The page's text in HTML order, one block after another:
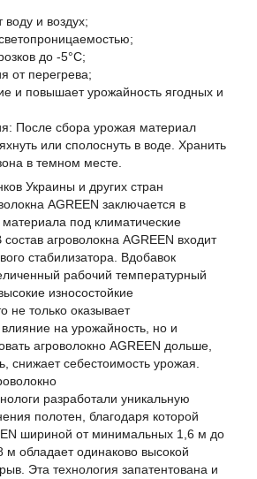
и воздух;
до -5°С;
от перегрева;
и повышает урожайность ягодных и
После сбора урожая материал
или сполоснуть в воде. Хранить
в темном месте.
Украины и других стран
AGREEN заключается в
материала под климатические
агроволокна AGREEN входит
стабилизатора. Вдобавок
рабочий температурный
износостойкие
не только оказывает
на урожайность, но и
агроволокно AGREEN дольше,
снижает себестоимость урожая.
разработали уникальную
полотен, благодаря которой
шириной от минимальных 1,6 м до
обладает одинаково высокой
Эта технология запатентована и